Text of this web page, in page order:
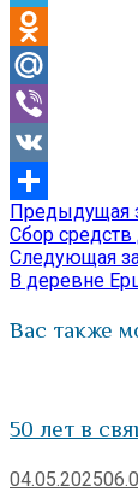
Telegram
Odnoklassniki
Mail.Ru
Viber
VK
Отправить
по
записям
Предыдущая
Сбор
Следующая
В деревне
Вас также
50 лет в
04.05.2025